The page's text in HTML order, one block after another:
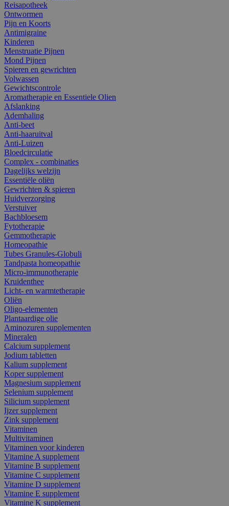
Reisapotheek
Ontwormen
Pijn en Koorts
Antimigraine
Kinderen
Menstruatie Pijnen
Mond Pijnen
Spieren en gewrichten
Volwassen
Gewichtscontrole
Aromatherapie en Essentiele Olien
Afslanking
Ademhaling
Anti-beet
Anti-haaruitval
Anti-Luizen
Bloedcirculatie
Complex - combinaties
Dagelijks welzijn
Essentiële oliën
Gewrichten & spieren
Huidverzorging
Verstuiver
Bachbloesem
Fytotherapie
Gemmotherapie
Homeopathie
Tubes Granules-Globuli
Tandpasta homeopathie
Micro-immunotherapie
Kruidenthee
Licht- en warmtetherapie
Oliën
Oligo-elementen
Plantaardige olie
Aminozuren supplementen
Mineralen
Calcium supplement
Jodium tabletten
Kalium supplement
Koper supplement
Magnesium supplement
Selenium supplement
Silicium supplement
Ijzer supplement
Zink supplement
Vitaminen
Multivitaminen
Vitaminen voor kinderen
Vitamine A supplement
Vitamine B supplement
Vitamine C supplement
Vitamine D supplement
Vitamine E supplement
Vitamine K supplement